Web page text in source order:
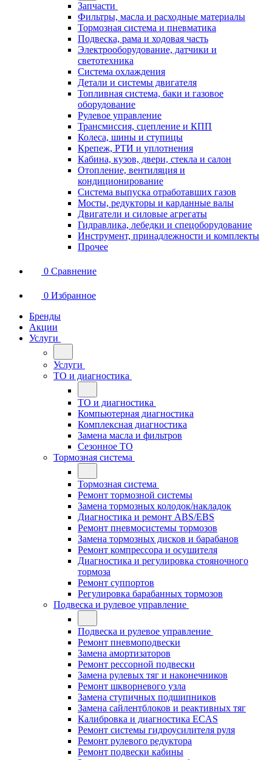
Запчасти
Фильтры, масла и расходные материалы
Тормозная система и пневматика
Подвеска, рама и ходовая часть
Электрооборудование, датчики и
светотехника
Система охлаждения
Детали и системы двигателя
Топливная система, баки и газовое
оборудование
Рулевое управление
Трансмиссия, сцепление и КПП
Колеса, шины и ступицы
Крепеж, РТИ и уплотнения
Кабина, кузов, двери, стекла и салон
Отопление, вентиляция и
кондиционирование
Система выпуска отработавших газов
Мосты, редукторы и карданные валы
Двигатели и силовые агрегаты
Гидравлика, лебедки и спецоборудование
Инструмент, принадлежности и комплекты
Прочее
0 Сравнение
0 Избранное
Бренды
Акции
Услуги
Услуги
ТО и диагностика
ТО и диагностика
Компьютерная диагностика
Комплексная диагностика
Замена масла и фильтров
Сезонное ТО
Тормозная система
Тормозная система
Ремонт тормозной системы
Замена тормозных колодок/накладок
Диагностика и ремонт ABS/EBS
Ремонт пневмосистемы тормозов
Замена тормозных дисков и барабанов
Ремонт компрессора и осушителя
Диагностика и регулировка стояночного
тормоза
Ремонт суппортов
Регулировка барабанных тормозов
Подвеска и рулевое управление
Подвеска и рулевое управление
Ремонт пневмоподвески
Замена амортизаторов
Ремонт рессорной подвески
Замена рулевых тяг и наконечников
Ремонт шкворневого узла
Замена ступичных подшипников
Замена сайлентблоков и реактивных тяг
Калибровка и диагностика ECAS
Ремонт системы гидроусилителя руля
Ремонт рулевого редуктора
Ремонт подвески кабины